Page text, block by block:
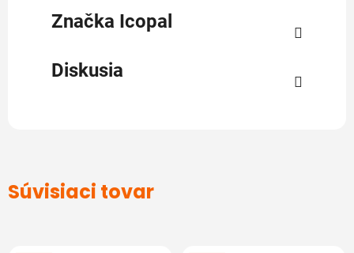
Značka Icopal
Diskusia
Súvisiaci tovar